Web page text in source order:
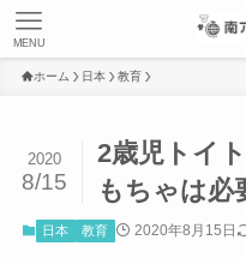
MENU
ホーム 日本 教育
2歳児トイ
もちゃは必
2020
8/15
日本 教育 2020年8月15日